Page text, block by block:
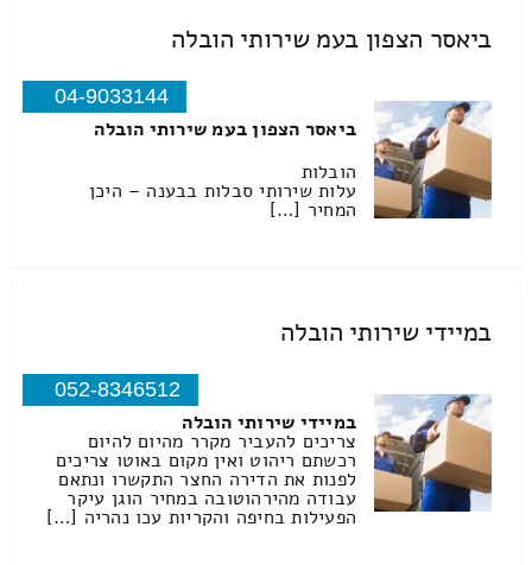
ביאסר הצפון בעמ שירותי הובלה
04-9033144
ביאסר הצפון בעמ שירותי הובלה
הובלות
עלות שירותי סבלות בבענה – היכן
המחיר […]
במיידי שירותי הובלה
052-8346512
במיידי שירותי הובלה
צריכים להעביר מקרר מהיום להיום
רכשתם ריהוט ואין מקום באוטו צריכים
לפנות את הדירה החצר התקשרו ונתאם
עבודה מהירהוטובה במחיר הוגן עיקר
הפעילות בחיפה והקריות עכו נהריה […]